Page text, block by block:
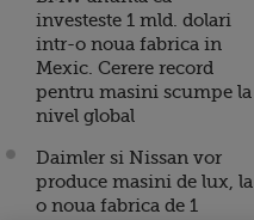
investeste 1 mld. dolari
intr-o noua fabrica in
Mexic. Cerere record
pentru masini scumpe la
nivel global
Daimler si Nissan vor
produce masini de lux, la
o noua fabrica de 1